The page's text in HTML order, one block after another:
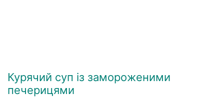
Курячий суп із замороженими
печерицями